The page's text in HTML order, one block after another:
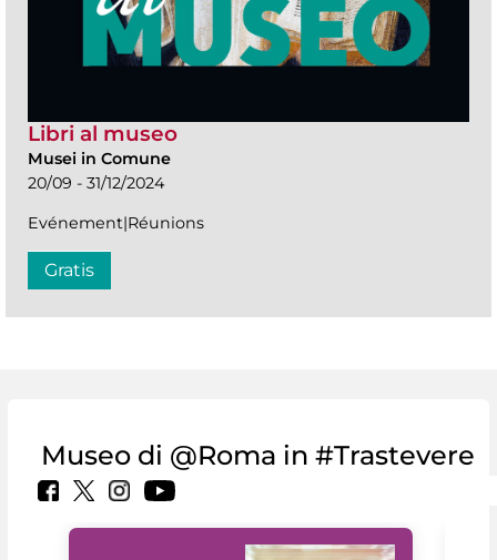
Libri al museo
Musei in Comune
20/09 - 31/12/2024
Evénement|Réunions
Gratis
Museo di @Roma in #Trastevere